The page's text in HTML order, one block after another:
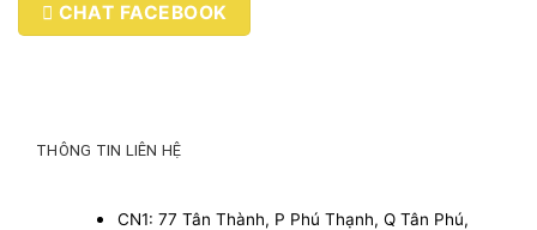
CHAT FACEBOOK
THÔNG TIN LIÊN HỆ
CN1: 77 Tân Thành, P Phú Thạnh, Q Tân Phú,